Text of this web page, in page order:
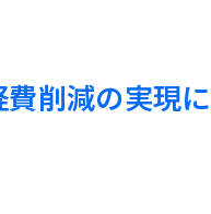
削減の実現に